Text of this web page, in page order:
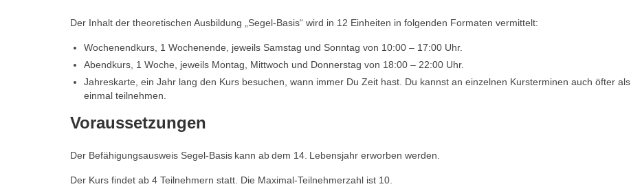
Der Inhalt der theoretischen Ausbildung „Segel-Basis“ wird in 12 Einheiten in folgenden Formaten vermittelt:
Wochenendkurs, 1 Wochenende, jeweils Samstag und Sonntag von 10:00 – 17:00 Uhr.
Abendkurs, 1 Woche, jeweils Montag, Mittwoch und Donnerstag von 18:00 – 22:00 Uhr.
Jahreskarte, ein Jahr lang den Kurs besuchen, wann immer Du Zeit hast. Du kannst an einzelnen Kursterminen auch öfter als
einmal teilnehmen.
Voraussetzungen
Der Befähigungsausweis Segel-Basis kann ab dem 14. Lebensjahr erworben werden.
Der Kurs findet ab 4 Teilnehmern statt. Die Maximal-Teilnehmerzahl ist 10.